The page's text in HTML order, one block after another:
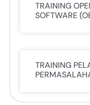
TRAINING
SOFTWARE
TRAINING